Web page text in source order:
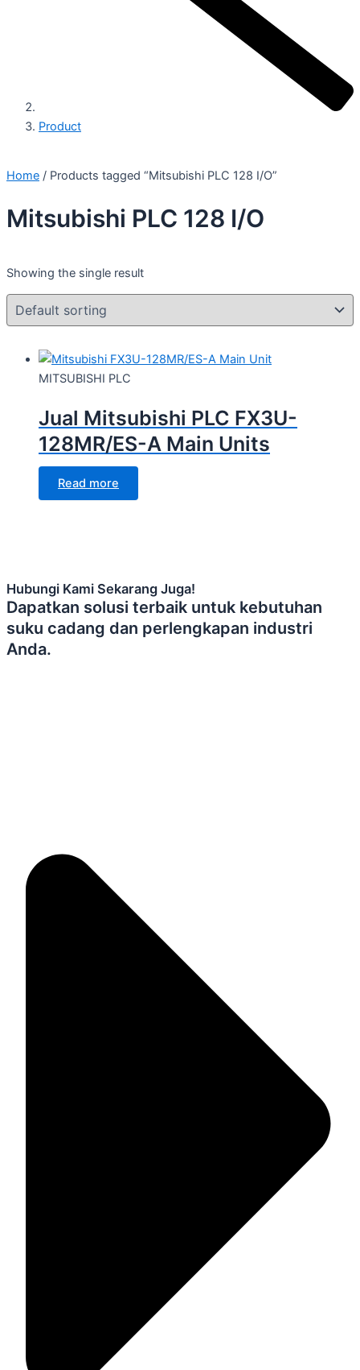
Product
Home / Products tagged “Mitsubishi PLC 128 I/O”
Mitsubishi PLC 128 I/O
Showing the single result
MITSUBISHI PLC
Jual Mitsubishi PLC FX3U-
128MR/ES-A Main Units
Read more
Hubungi Kami Sekarang Juga!
Dapatkan solusi terbaik untuk kebutuhan
suku cadang dan perlengkapan industri
Anda.